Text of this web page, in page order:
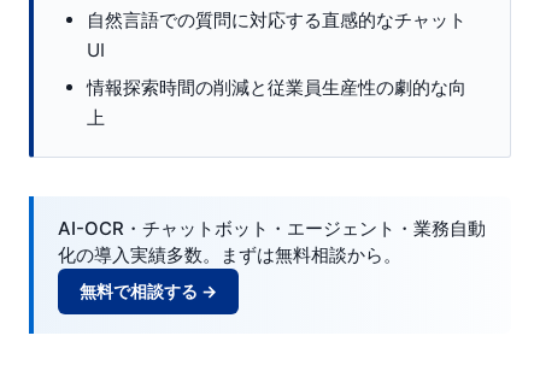
自然言語での質問に対応する直感的なチャット
UI
情報探索時間の削減と従業員生産性の劇的な向
上
AI-OCR・チャットボット・エージェント・業務自動
化の導入実績多数。まずは無料相談から。
無料で相談する →